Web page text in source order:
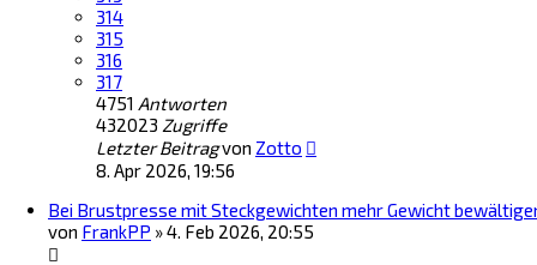
314
315
316
317
4751 Antworten
432023 Zugriffe
Letzter Beitragvon Zotto
8. Apr 2026, 19:56
Bei Brustpresse mit Steckgewichten mehr Gewicht
von FrankPP »4. Feb 2026, 20:55